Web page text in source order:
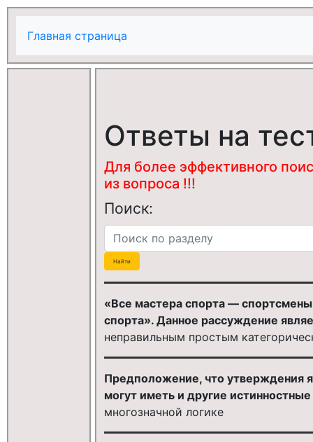
Главная страница
Ответы на
Для более эффективного
из вопроса !!!
Поиск:
«Все мастера спорта —
спорта». Данное рассуждение
неправильным простым
Предположение, что утверждения
могут иметь и другие
многозначной логике